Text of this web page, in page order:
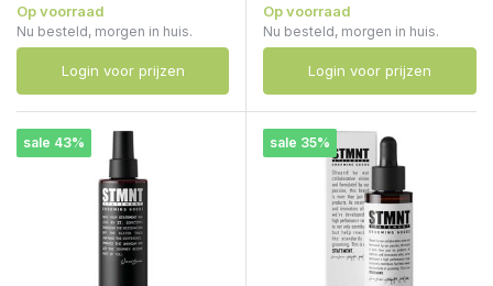
Op voorraad
Nu besteld, morgen in huis.
Login voor prijzen
Op voorraad
Nu besteld, morgen in huis.
Login voor prijzen
sale 43% sale 35%